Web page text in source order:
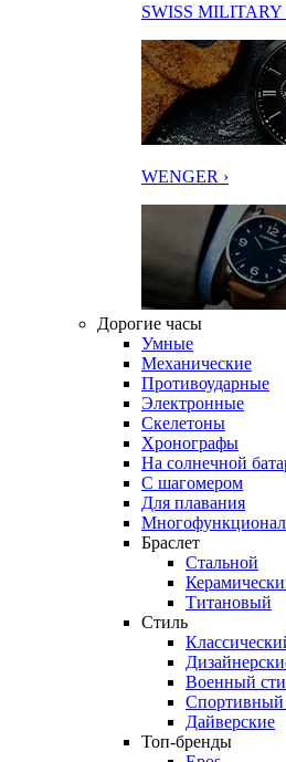
SWISS MILITARY
WENGER ›
Дорогие часы
Умные
Механические
Противоударные
Электронные
Скелетоны
Хронографы
На солнечной
С шагомером
Для плавания
Браслет
Стальной
Титановый
Стиль
Военный
Спортивный
Дайверские
Топ-бренды